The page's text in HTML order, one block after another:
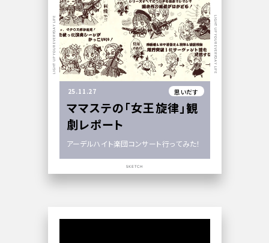
25.11.27 思いだす
ママステの「女王旋律」観
劇レポート
アーデルハイト楽団コンサート行ってみた！
LIGHT UP YOUR EVERYDAY LIFE LIGHT UP YOUR EVERYDAY LIFE
SKETCH